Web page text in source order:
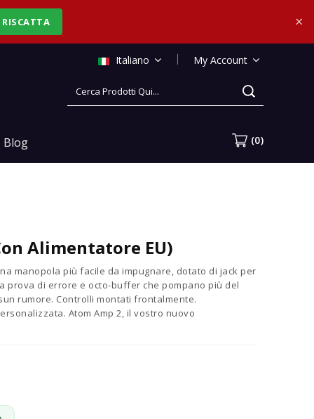
RISCATTA ×
Italiano My Account
Blog CART
(0)
Alimentatore EU)
manopola più facile da impugnare, dotato di jack per
prova di errore e octo-buffer che pompano più del
rumore. Controlli montati frontalmente.
Atom Amp 2, il vostro nuovo